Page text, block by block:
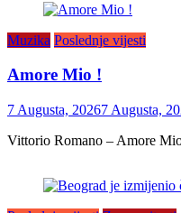
Muzika Poslednje vijesti
Amore Mio !
7 Augusta, 20267 Augusta,
Vittorio Romano – Amore